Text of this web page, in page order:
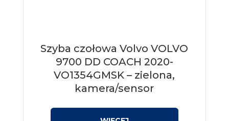
Szyba czołowa Volvo VOLVO
9700 DD COACH 2020-
VO1354GMSK – zielona,
kamera/sensor